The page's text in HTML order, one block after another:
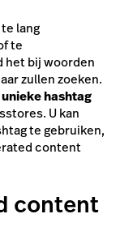
lang
te
het bij woorden
zullen zoeken.
unieke hashtag
U kan
te gebruiken,
content
content